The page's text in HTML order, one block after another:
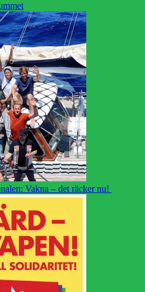
Vakna – det räcker nu!